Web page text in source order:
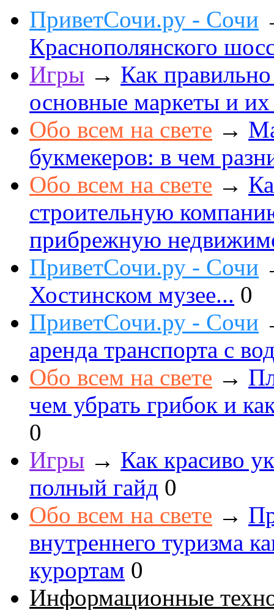
ПриветСочи.ру - Сочи
Краснополянского
Игры → Как
основные маркеты и
Обо всем на свете →
букмекеров: в чем
Обо всем на свете →
строительную
прибрежную
ПриветСочи.ру - Сочи
Хостинском музее... 0
ПриветСочи.ру - Сочи
аренда транспорта с
Обо всем на свете →
чем убрать грибок и
0
Игры → Как красиво
полный гайд 0
Обо всем на свете →
внутреннего туризма
курортам 0
Информационные